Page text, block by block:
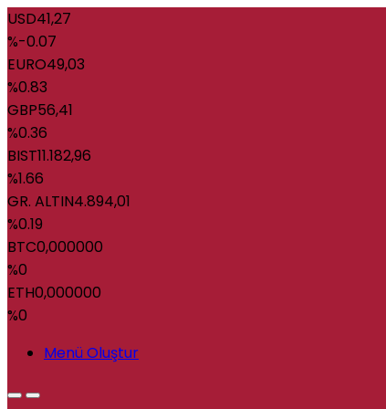
USD41,27
%-0.07
EURO49,03
%0.83
GBP56,41
%0.36
BIST11.182,96
%1.66
GR. ALTIN4.894,01
%0.19
BTC0,000000
%0
ETH0,000000
%0
Menü Oluştur